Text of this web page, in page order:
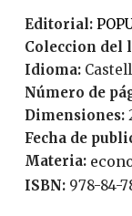
Editorial:
Coleccion del
Idioma:
Número de
Dimensiones:
Fecha de
Materia:
ISBN: 978-84-